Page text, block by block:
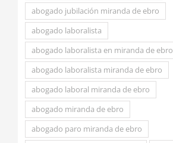
abogado jubilación miranda de ebro
abogado laboralista
abogado laboralista en miranda de ebro
abogado laboralista miranda de ebro
abogado laboral miranda de ebro
abogado miranda de ebro
abogado paro miranda de ebro